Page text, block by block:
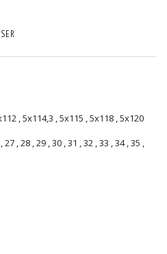
,5x114,3 ,5x115 ,5x118 ,5x120
,27 ,28 ,29 ,30 ,31 ,32 ,33 ,34,35 ,